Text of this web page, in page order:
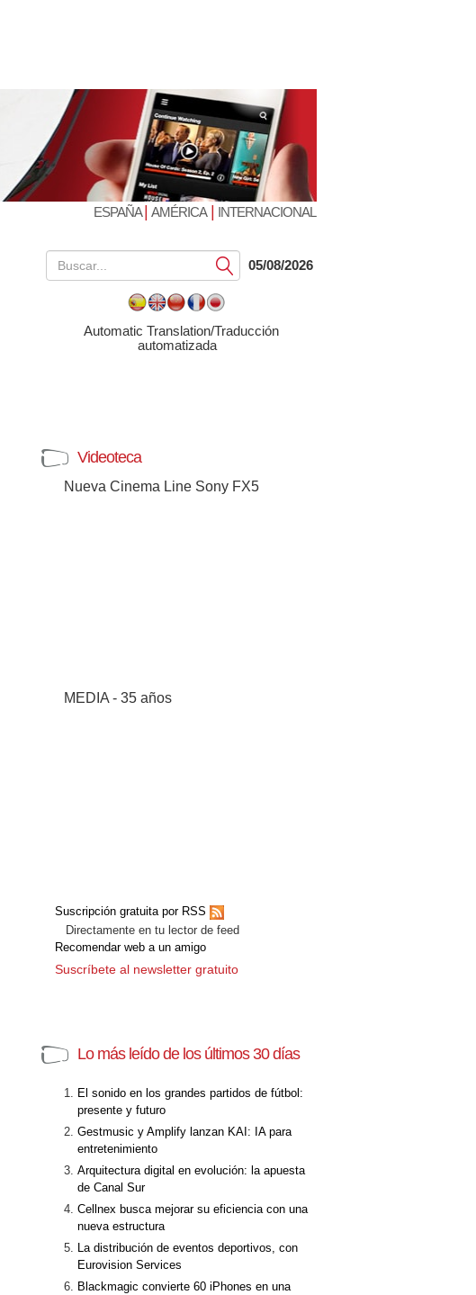
ESPAÑA| AMÉRICA| INTERNACIONAL
Submit05/08/2026
Automatic Translation/Traducción
automatizada
Videoteca
Nueva Cinema Line Sony FX5
MEDIA - 35 años
Suscripción gratuita por RSS
Directamente en tu lector de feed
Recomendar web a un amigo
Suscríbete al newsletter gratuito
Lo más leído de los últimos 30 días
El sonido en los grandes partidos de fútbol:
presente y futuro
Gestmusic y Amplify lanzan KAI: IA para
entretenimiento
Arquitectura digital en evolución: la apuesta
de Canal Sur
Cellnex busca mejorar su eficiencia con una
nueva estructura
La distribución de eventos deportivos, con
Eurovision Services
Blackmagic convierte 60 iPhones en una